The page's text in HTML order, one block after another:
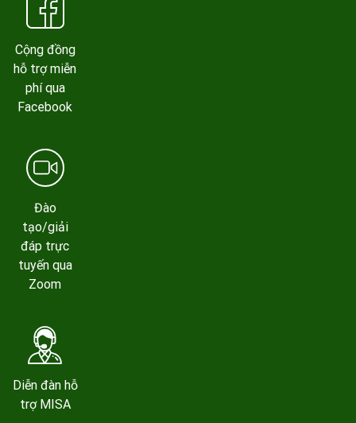
Cộng đồng
hỗ trợ miễn
phí qua
Facebook
Đào
tạo/giải
đáp trực
tuyến qua
Zoom
Diễn đàn hỗ
trợ MISA